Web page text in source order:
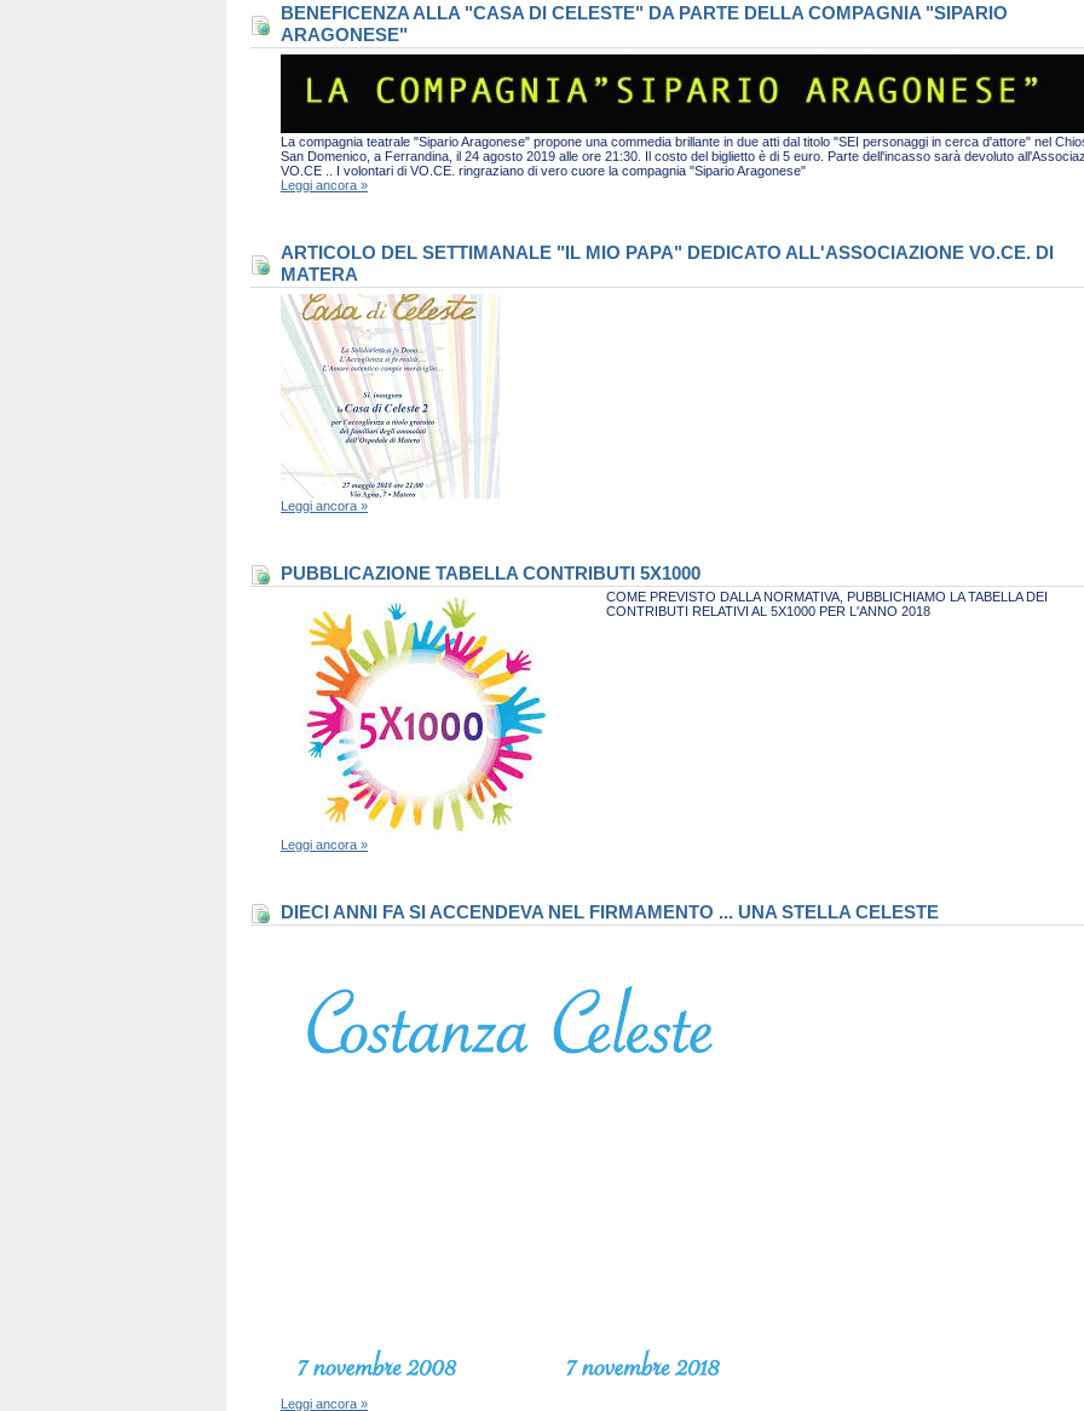
BENEFICENZA ALLA "CASA DI CELESTE" DA PARTE DELLA COMPAGNIA "SIPARIO
ARAGONESE"
La compagnia teatrale "Sipario Aragonese" propone una commedia brillante in due atti dal titolo "SEI personaggi in cerca d'attore" nel
San Domenico, a Ferrandina, il 24 agosto 2019 alle ore 21:30. Il costo del biglietto è di 5 euro. Parte dell'incasso sarà devoluto
VO.CE .. I volontari di VO.CE. ringraziano di vero cuore la compagnia "Sipario Aragonese"
Leggi ancora »
ARTICOLO DEL SETTIMANALE "IL MIO PAPA" DEDICATO ALL'ASSOCIAZIONE VO.CE. DI
MATERA
Leggi ancora »
PUBBLICAZIONE TABELLA CONTRIBUTI 5X1000
COME PREVISTO DALLA NORMATIVA, PUBBLICHIAMO LA TABELLA DEI
CONTRIBUTI RELATIVI AL 5X1000 PER L'ANNO 2018
Leggi ancora »
DIECI ANNI FA SI ACCENDEVA NEL FIRMAMENTO ... UNA STELLA CELESTE
Leggi ancora »